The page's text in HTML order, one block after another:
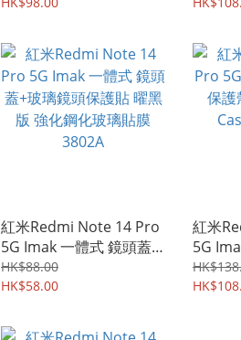
紅米Redmi Note 14 Pro
5G Imak 一體式 鏡頭蓋
+玻璃鏡頭保護貼 曜黑版
強化鋼化玻璃貼膜 3802A
HK$88.00
HK$58.00
紅米
5G
殼 手機
Shell